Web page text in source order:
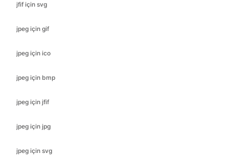
jfif için svg
jpeg için gif
jpeg için ico
jpeg için bmp
jpeg için jfif
jpeg için jpg
jpeg için svg